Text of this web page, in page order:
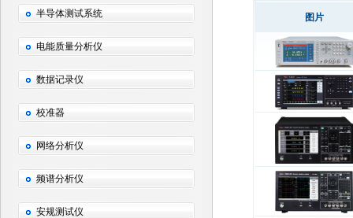
半导体测试系统
电能质量分析仪
数据记录仪
校准器
网络分析仪
频谱分析仪
安规测试仪
图片